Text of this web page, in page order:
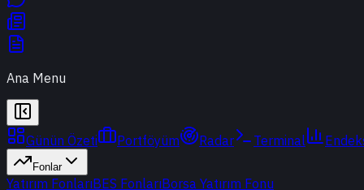
Ana Menu
Günün Özeti Portföyüm Radar Terminal
Fonlar
Yatırım FonlarıBES FonlarıBorsa Yatırım Fonu